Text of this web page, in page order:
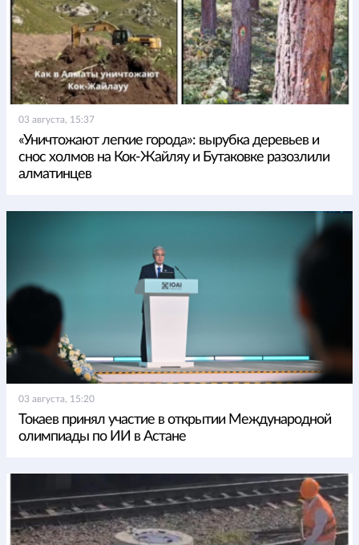
03 августа, 15:37
«Уничтожают легкие города»: вырубка деревьев и
снос холмов на Кок-Жайляу и Бутаковке разозлили
алматинцев
03 августа, 15:20
Токаев принял участие в открытии Международной
олимпиады по ИИ в Астане